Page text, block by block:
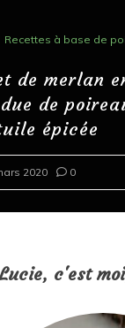
Recettes à base de
de merlan
de
épicée
2020 0
c'est